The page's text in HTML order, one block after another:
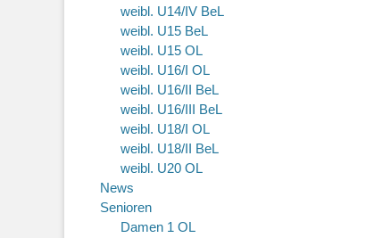
weibl. U14/IV BeL
weibl. U15 BeL
weibl. U15 OL
weibl. U16/I OL
weibl. U16/II BeL
weibl. U16/III BeL
weibl. U18/I OL
weibl. U18/II BeL
weibl. U20 OL
News
Senioren
Damen 1 OL